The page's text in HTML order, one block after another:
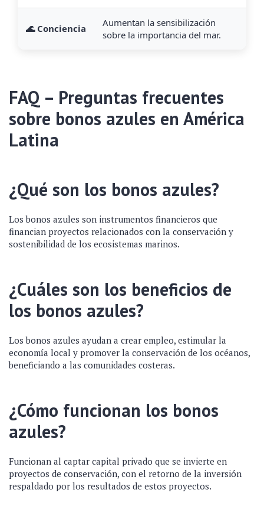
🌊 Conciencia
Aumentan la sensibilización
sobre la importancia del mar.
FAQ – Preguntas frecuentes
sobre bonos azules en América
Latina
¿Qué son los bonos azules?
Los bonos azules son instrumentos financieros que
financian proyectos relacionados con la conservación y
sostenibilidad de los ecosistemas marinos.
¿Cuáles son los beneficios de
los bonos azules?
Los bonos azules ayudan a crear empleo, estimular la
economía local y promover la conservación de los océanos,
beneficiando a las comunidades costeras.
¿Cómo funcionan los bonos
azules?
Funcionan al captar capital privado que se invierte en
proyectos de conservación, con el retorno de la inversión
respaldado por los resultados de estos proyectos.